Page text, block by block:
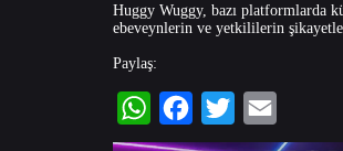
Huggy Wuggy, bazı platformlarda
ebeveynlerin ve yetkililerin
Paylaş:
WhatsAppFacebookTwitterEmail